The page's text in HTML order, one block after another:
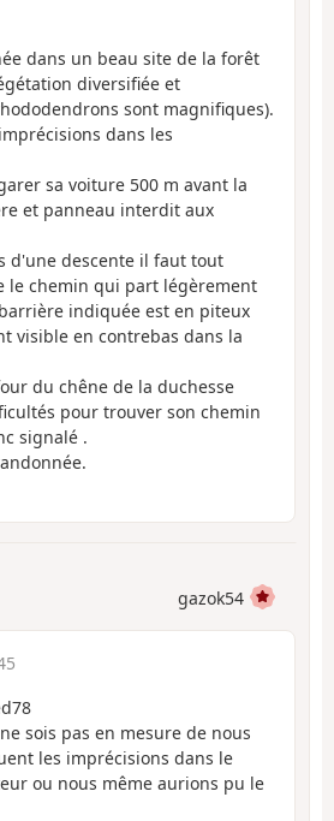
dans un beau site de la forêt
diversifiée et
sont magnifiques).
dans les
sa voiture 500 m avant la
et panneau interdit aux
d'une descente il faut tout
le chemin qui part légèrement
indiquée est en piteux
visible en contrebas dans la
du chêne de la duchesse
pour trouver son chemin
signalé .
gazok54
sois pas en mesure de nous
les imprécisions dans le
ou nous même aurions pu le